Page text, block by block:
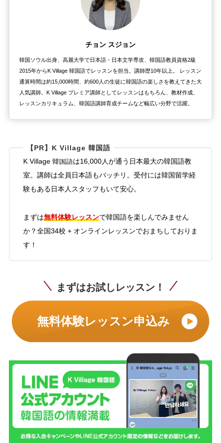
チョン スジョン
韓国ソウル出身、高麗大学で日本語・日本文学専攻、韓国語教員資格2級
2015年からK Village 韓国語でレッスンを担当。講師歴10年以上。 レッスン
通算時間は約15,000時間、約600人の生徒に韓国語の楽しさを教えてきた大
人気講師。K Village プレミア講師としてレッスンはもちろん、教材作成、
レッスンカリキュラム、韓国語講師育成チームなど幅広い分野で活躍。
【PR】K Village 韓国語
K Village 韓国語は16,000人が通う日本最大の韓国語教
室。講師は全員日本語もバッチリ。受付には韓国留学経
験もある日本人スタッフもいて安心。
まずは無料体験レッスンで韓国語を楽しんでみません
か？全国34校 + オンラインレッスンでおまちしておりま
す！
まずはお試しレッスン！
無料体験レッスン申込み